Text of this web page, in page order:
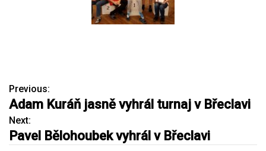
N
a
v
Previous:
Adam Kuráň jasně vyhrál turnaj v Břeclavi
Next:
Pavel Bělohoubek vyhrál v Břeclavi